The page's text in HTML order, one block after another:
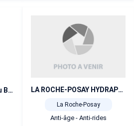
KLORANE Patchs Yeux au Bleuet Bio 2×7 unités LA ROCHE-POSAY HYDRAPHASE INTENSE YEUX
La Roche-Posay
Anti-âge - Anti-rides